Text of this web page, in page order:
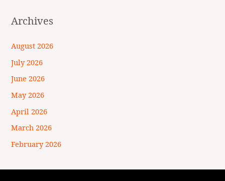
Archives
August 2026
July 2026
June 2026
May 2026
April 2026
March 2026
February 2026